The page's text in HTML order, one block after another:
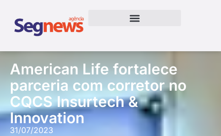
American Life fortalece
parceria com corretor no
CQCS Insurtech &
Innovation
31/07/2023